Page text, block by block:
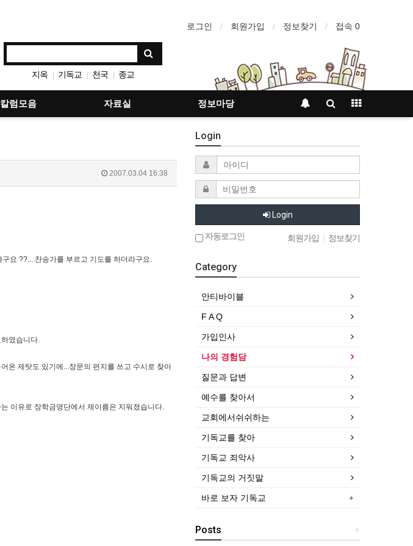
로그인 회원가입 정보찾기 접속 0
지옥 | 기독교 | 천국 | 종교
칼럼모음 자료실 정보마당
2007.03.04 16:38
요 ??....찬송가를 부르고 기도를 하더라구요.
였습니다.
온 제탓도 있기에...장문의 편지를 쓰고 수시로 찾아
이유로 장학금명단에서 제이름은 지워졌습니다.
Login
Login
자동로그인 회원가입 | 정보찾기
Category
안티바이블
F A Q
가입인사
나의 경험담
질문과 답변
예수를 찾아서
교회에서쉬쉬하는
기독교를 찾아
기독교 죄악사
기독교의 거짓말
바로 보자 기독교
+
Posts